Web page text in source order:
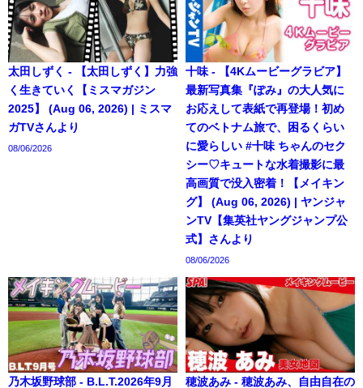
太田しずく - 【太田しずく】力強
く生きていく【ミスマガジン
2025】 (Aug 06, 2026) | ミスマ
ガTVさんより
08/06/2026
十味 - 【4Kムービーグラビア】
最新写真集『ぽみ』の大人気に
お応えして表紙で再登場！初め
てのベトナム旅で、困るくらい
に愛らしい #十味 ちゃんのセク
シー♡キュートな水着撮影に最
高画質で没入密着！【メイキン
グ】 (Aug 06, 2026) | ヤンジャ
ンTV【集英社ヤングジャンプ公
式】さんより
08/06/2026
乃木坂野球部 - B.L.T.2026年9月
穂波あみ - 穂波あみ、自由自在の